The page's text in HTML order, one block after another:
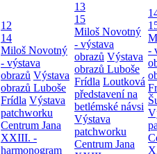
12
14
Miloš Novotný
- výstava
obrazů Výstava
obrazů Luboše
Frídla Výstava
patchworku
Centrum Jana
XXIII. -
harmonogram
13
15
Miloš Novotný
- výstava
obrazů Výstava
obrazů Luboše
Frídla Loutková
představení na
betlémské návsi
Výstava
patchworku
Centrum Jana
-